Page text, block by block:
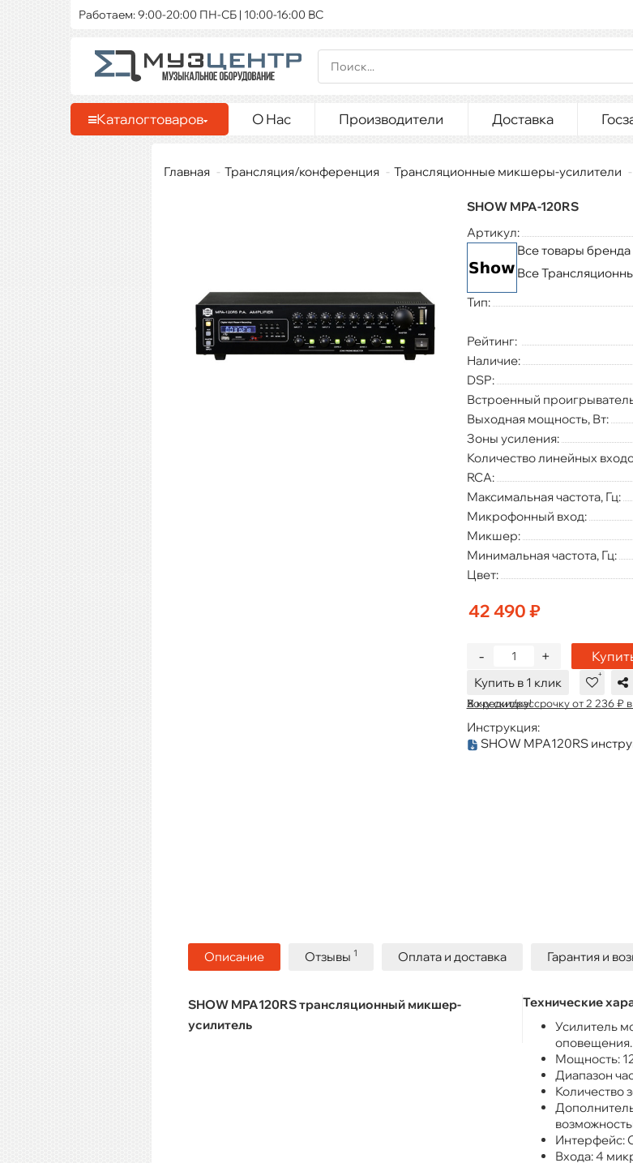
Работаем: 9:00-20:00 ПН-СБ | 10:00-16:00 ВС
Каталогтоваров О Нас Производители Доставка
Главная Трансляция/конференция Трансляционные микшеры-усилители
SHOW MPA-120RS
Артикул:
Все товары бренда
Все
Тип:
Рейтинг:
Наличие:
DSP:
Встроенный
Выходная мощность, Вт:
Зоны усиления:
Количество линейных
RCA:
Максимальная частота, Гц:
Микрофонный вход:
Микшер:
Минимальная частота, Гц:
Цвет:
42 490 ₽
+
-
Купить в 1 клик
В кредит/рассрочку от 2 236 ₽
Хочу скидку!
Инструкция:
SHOW MPA120RS
Описание Отзывы 1 Оплата и доставка Гарантия и
SHOW MPA120RS трансляционный микшер-
усилитель
Технические
Усилитель
оповещения.
Мощность:
Диапазон
Количество
Интерфейс:
Входа: 4